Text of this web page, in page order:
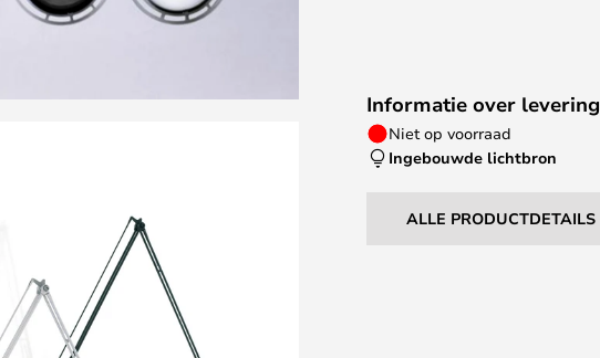
Informatie over levering
Niet op voorraad
Ingebouwde lichtbron
ALLE PRODUCTDETAILS